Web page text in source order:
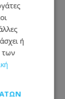
ή
των